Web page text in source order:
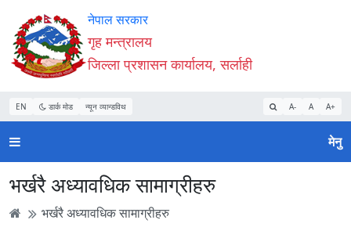
Accessibility
Mode
सुरु
गर्नुहोस्
सामाग्री
पढ्नुहाेस्
नेभिगेसन
पढ्नुहाेस्
वेबसाइट
खोजमा
जानुहोस्
नेपाल सरकार
गृह मन्त्रालय
जिल्ला प्रशासन कार्यालय, सर्लाही
EN डार्क मोड न्यून व्यान्डविथ A- A A+
मेनु
भर्खरै अध्यावधिक सामाग्रीहरु
भर्खरै अध्यावधिक सामाग्रीहरु